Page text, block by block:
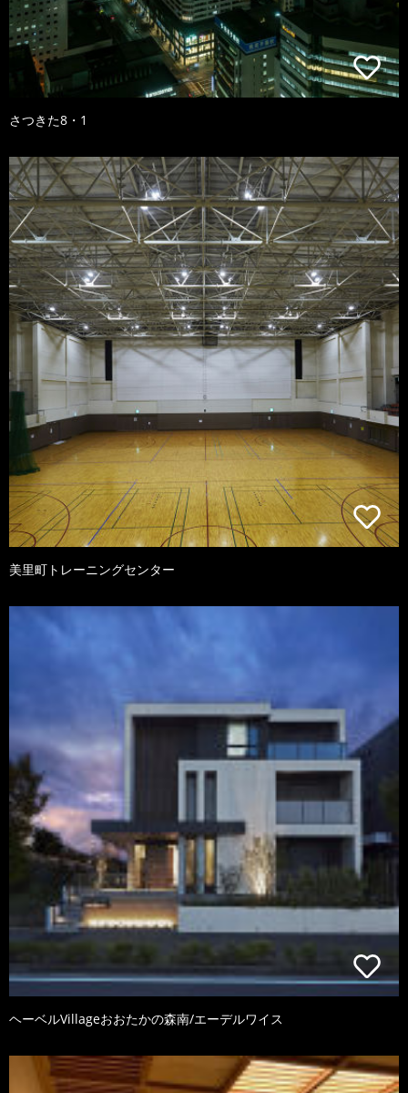
さつきた8・1
美里町トレーニングセンター
ヘーベルVillageおおたかの森南/エーデルワイス